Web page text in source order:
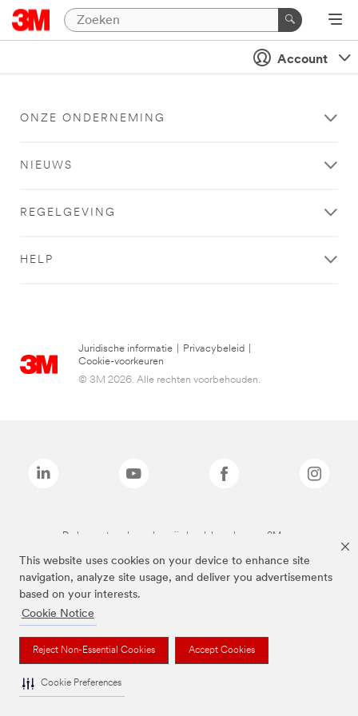
This website uses cookies on your device to enhance site
navigation, analyze site usage, and deliver you advertisements
based on your interests.
Cookie Notice
Reject Non-Essential Cookies Accept Cookies
Cookie Preferences
Account
ONZE ONDERNEMING
NIEUWS
REGELGEVING
HELP
Juridische informatie Privacybeleid
Cookie-voorkeuren
© 3M 2026. Alle rechten voorbehouden.
De bovenstaande merken zijn handelsmerken van 3M.we